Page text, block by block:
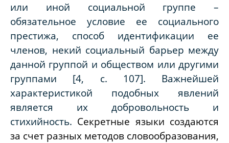
или иной социальной группе –
обязательное условие ее социального
престижа, способ идентификации ее
членов, некий социальный барьер между
данной группой и обществом или другими
группами [4, с. 107]. Важнейшей
характеристикой подобных явлений
является их добровольность и
стихийность. Секретные языки создаются
за счет разных методов словообразования,